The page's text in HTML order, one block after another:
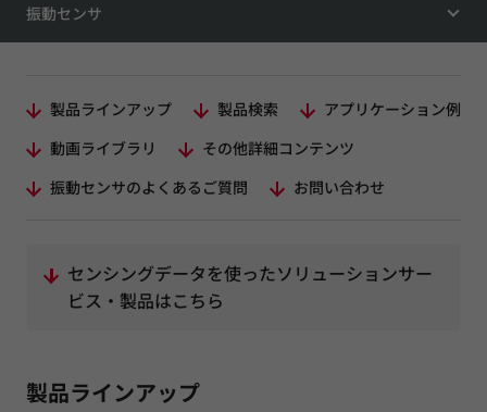
振動センサ
製品ラインアップ 製品検索
アプリケーション例
動画ライブラリ
その他詳細コンテンツ
振動センサのよくあるご質問
お問い合わせ
センシングデータを使ったソリューションサー
ビス・製品はこちら
製品ラインアップ